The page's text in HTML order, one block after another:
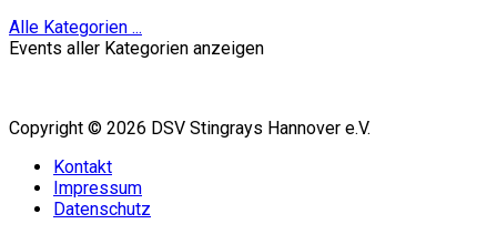
Alle Kategorien ...
Events aller Kategorien anzeigen
Copyright © 2026 DSV Stingrays Hannover e.V.
Kontakt
Impressum
Datenschutz